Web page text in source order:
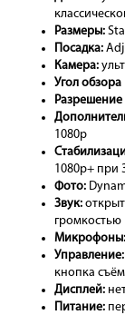
Размеры:
Посадка:
Камера:
Угол
Разрешение
1080p
1080p+ при
Фото:
Звук:
громкостью
Микрофоны:
Управление:
кнопка
Дисплей:
Питание: